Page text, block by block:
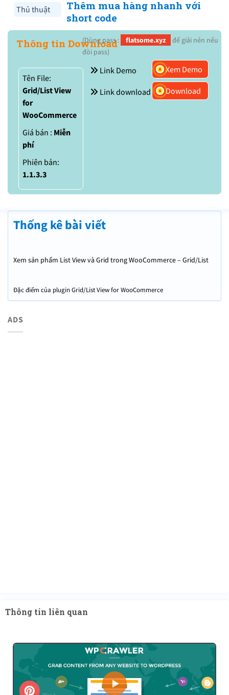
Thủ thuật
Thêm mua hàng nhanh với
short code
Thông tin Download
(Dùng pass : flatsome.xyz
để giải nén nếu
đòi pass)
Tên File:
Grid/List View
for
WooCommerce
Giá bán : Miễn
phí
Phiên bản:
1.1.3.3
Link Demo Xem Demo
Link download Download
Thống kê bài viết
Xem sản phẩm List View và Grid trong WooCommerce – Grid/List
Đặc điểm của plugin Grid/List View for WooCommerce
ADS
Thông tin liên quan